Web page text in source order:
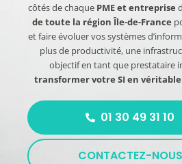
côtés de chaque PME et entreprise
de toute la région Île-de-France
et faire évoluer vos systèmes
plus de productivité, une
objectif en tant que prestataire
transformer votre SI en
01 30 49 31 10
CONTACTEZ-NOUS